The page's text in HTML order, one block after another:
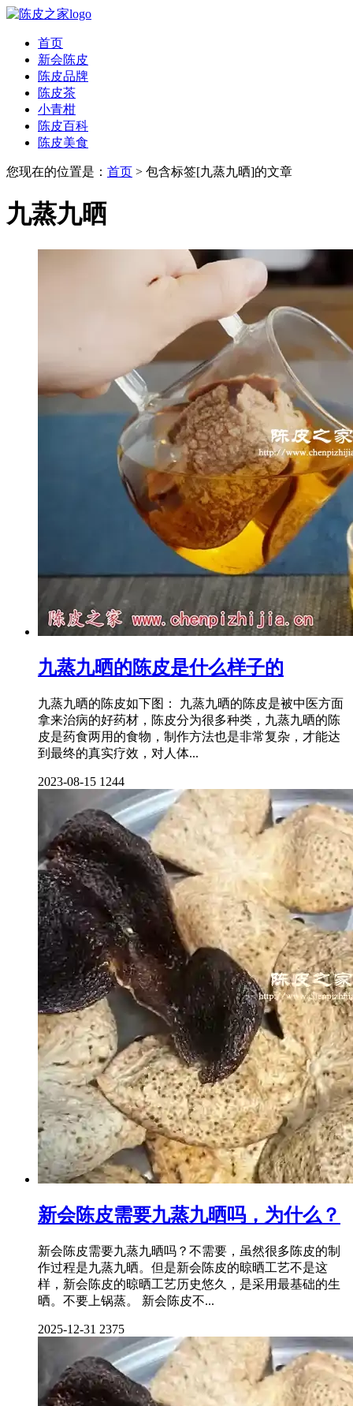
首页
新会陈皮
陈皮品牌
陈皮茶
小青柑
陈皮百科
陈皮美食
您现在的位置是： 首页 > 包含标签[九蒸九晒]的文章
九蒸九晒
九蒸九晒的陈皮是什么样子的
九蒸九晒的陈皮如下图： 九蒸九晒的陈皮是被中医方面
拿来治病的好药材，陈皮分为很多种类，九蒸九晒的陈
皮是药食两用的食物，制作方法也是非常复杂，才能达
到最终的真实疗效，对人体...
2023-08-15 1244
新会陈皮需要九蒸九晒吗，为什么？
新会陈皮需要九蒸九晒吗？不需要，虽然很多陈皮的制
作过程是九蒸九晒。但是新会陈皮的晾晒工艺不是这
样，新会陈皮的晾晒工艺历史悠久，是采用最基础的生
晒。不要上锅蒸。 新会陈皮不...
2025-12-31 2375